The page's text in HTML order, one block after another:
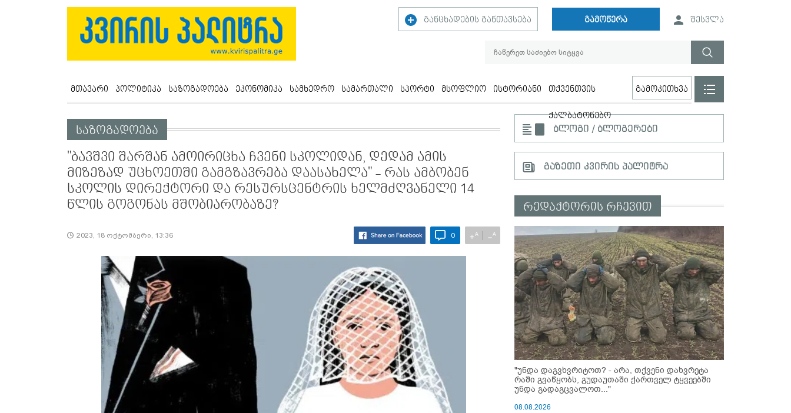
განცხადების განთავსება გამოწერა შესვლა
მთავარი პოლიტიკა საზოგადოება ეკონომიკა სამხედრო სამართალი სპორტი მსოფლიო ისტორიანი თქვენთვის
ქალბატონებო
გამოკითხვა
საზოგადოება
"ბავშვი შარშან ამოირიცხა ჩვენი სკოლიდან, დედამ ამის
მიზეზად უცხოეთში გამგზავრება დაასახელა" - რას ამბობენ
სკოლის დირექტორი და რესურსცენტრის ხელმძღვანელი 14
წლის გოგონას მშობიარობაზე?
2023, 18 ოქტომბერი, 13:36 0 +A −A
ბლოგი / ბლოგერები
გაზეთი კვირის პალიტრა
რედაქტორის რჩევით
"უნდა დაგვხვრიტოთ? - არა, თქვენი დახვრეტა
რაში გვაწყობს, გუდაუთაში ქართველ ტყვეებში
უნდა გადაგცვალოთ..."
08.08.2026